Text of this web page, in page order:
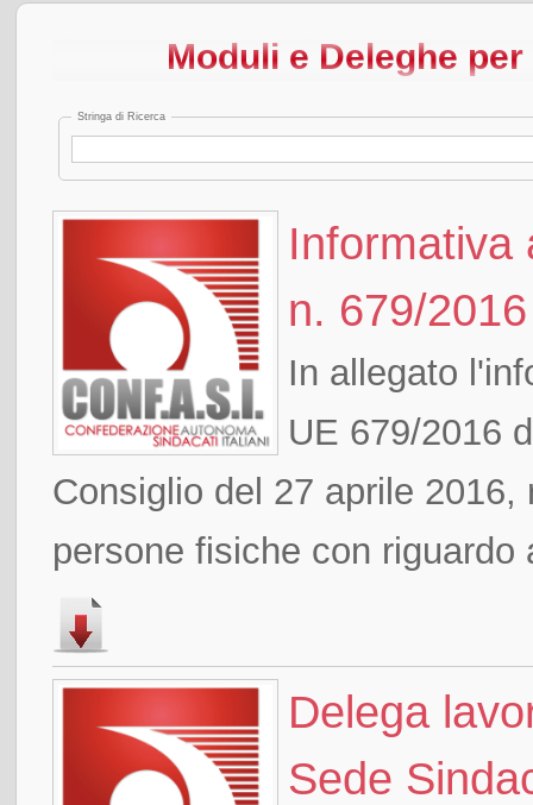
Moduli e Deleghe
Stringa di Ricerca
Informativa
n. 679/2016
In allegato
UE 679/2016
Consiglio del 27 aprile
persone fisiche con riguardo
Delega
Sede